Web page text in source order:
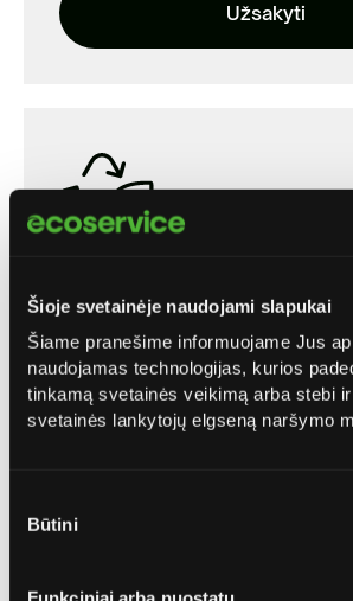
Šioje svetainėje naudojami slapukai
Šiame pranešime informuojame Jus
naudojamas technologijas, kurios
tinkamą svetainės veikimą arba stebi
svetainės lankytojų elgseną naršymo
pasirinkimas
Būtini
Užsakyti
maišas (tik žaliųjų
klientams)
Sezono metu žaliosios atliekos
turimą konteinerį? Užsisakykite
piktžoles ar kitas žaliąsias atliekas. O
pasirūpinsime jų išvežimu kartu su